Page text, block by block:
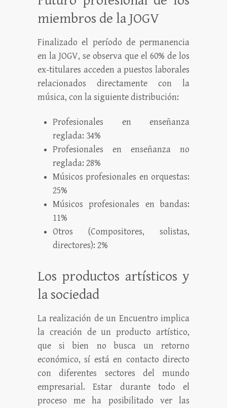
miembros de la JOGV
Finalizado el período de permanencia
en la JOGV, se observa que el 60% de los
ex-titulares acceden a puestos laborales
relacionados directamente con la
música, con la siguiente distribución:
Profesionales en enseñanza
reglada: 34%
Profesionales en enseñanza no
reglada: 28%
Músicos profesionales en orquestas:
25%
Músicos profesionales en bandas:
11%
Otros (Compositores, solistas,
directores): 2%
Los productos artísticos y
la sociedad
La realización de un Encuentro implica
la creación de un producto artístico,
que si bien no busca un retorno
económico, sí está en contacto directo
con diferentes sectores del mundo
empresarial. Estar durante todo el
proceso me ha posibilitado ver las